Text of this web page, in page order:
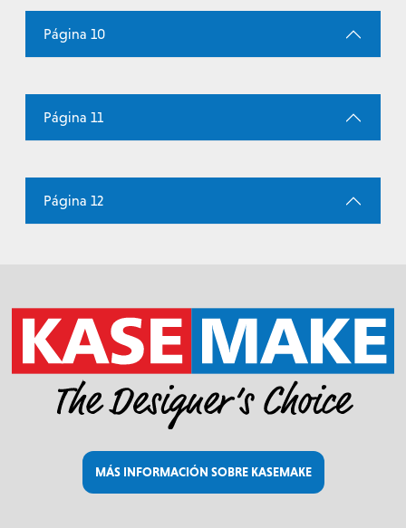
Página 10
Página 11
Página 12
MÁS INFORMACIÓN SOBRE KASEMAKE